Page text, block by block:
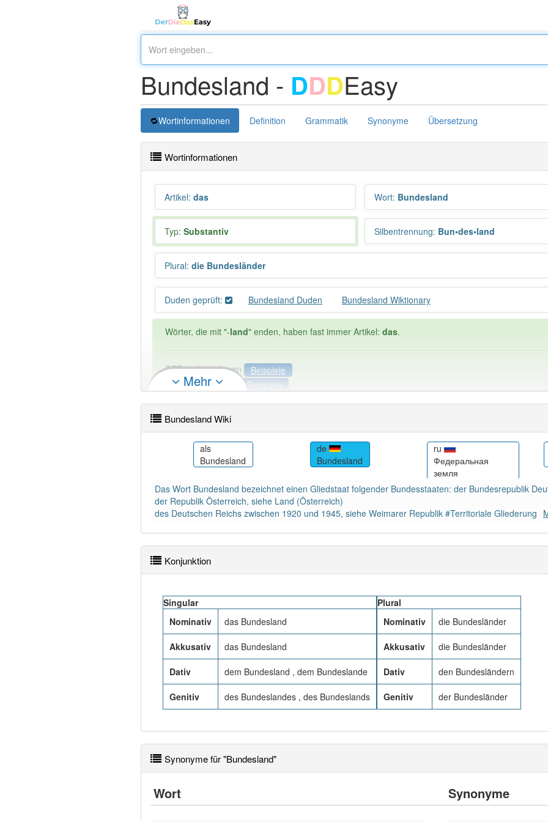
Bundesland - DDDEasy
Wortinformationen Definition Grammatik Synonyme Übersetzung
Wortinformationen
Artikel: das Wort: Bundesland
Typ: Substantiv Silbentrennung: Bun•des•land
Plural: die Bundesländer
Duden geprüft: Bundesland Duden Bundesland Wiktionary
Wörter, die mit "-land" enden, haben fast immer Artikel: das.
DER:8Ausnahmen
Beispiele
DIE: 1Ausnahmen
Beispiele
Wörter mit Endung-bundesland Wörter mit
84% unserer Spielapp-Nutzer haben den Artikel korrekt erraten.
Mehr
Bundesland Wiki
als
Bundesland
de
Bundesland
ru
Федеральная
земля
Das Wort Bundesland bezeichnet einen Gliedstaat folgender Bundesstaaten: der Bundesrepublik
der Republik Österreich, siehe Land (Österreich)
des Deutschen Reichs zwischen 1920 und 1945, siehe Weimarer Republik #Territoriale Gliederung
Konjunktion
Singular
Nominativ
das Bundesland
Akkusativ das Bundesland
Dativ dem Bundesland , dem Bundeslande
Genitiv des Bundeslandes , des Bundeslands
Plural
Nominativ
die Bundesländer
Akkusativ die Bundesländer
Dativ den Bundesländern
Genitiv der Bundesländer
Synonyme für "Bundesland"
Wort Synonyme